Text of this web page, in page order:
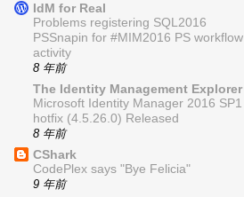
IdM for Real
Problems registering SQL2016
PSSnapin for #MIM2016 PS workflow
activity
8 年前
The Identity Management Explorer
Microsoft Identity Manager 2016 SP1
hotfix (4.5.26.0) Released
8 年前
CShark
CodePlex says "Bye Felicia"
9 年前